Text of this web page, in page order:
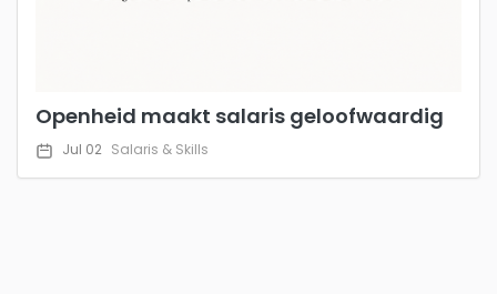
Openheid maakt salaris geloofwaardig
Jul 02 Salaris & Skills